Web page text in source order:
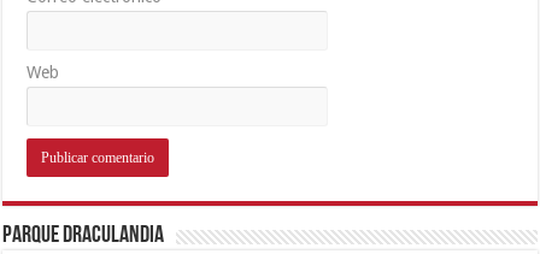
Web
Parque Draculandia